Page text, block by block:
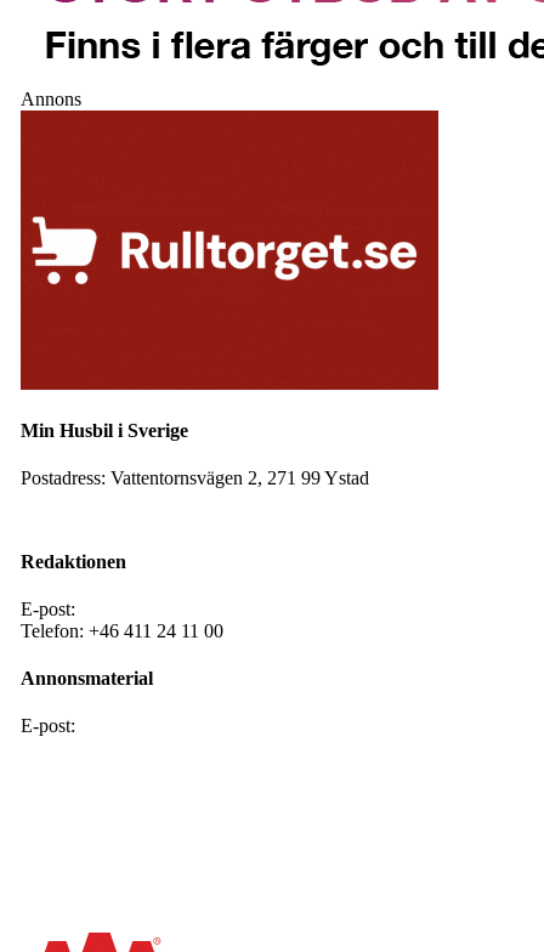
Annons
Min Husbil i Sverige
Postadress: Vattentornsvägen 2, 271 99 Ystad
Redaktionen
E-post:
Telefon: +46 411 24 11 00
Annonsmaterial
E-post: